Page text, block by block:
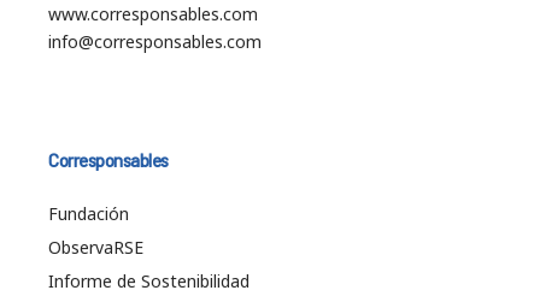
www.corresponsables.com
info@corresponsables.com
Corresponsables
Fundación
ObservaRSE
Informe de Sostenibilidad